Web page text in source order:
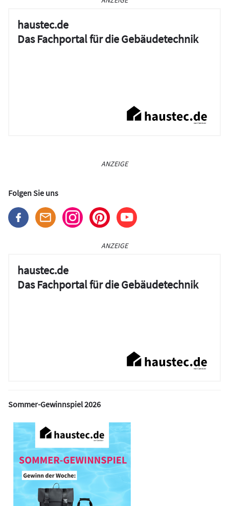
haustec.de
Das Fachportal für die Gebäudetechnik
ANZEIGE
Folgen Sie uns
ANZEIGE
haustec.de
Das Fachportal für die Gebäudetechnik
Sommer-Gewinnspiel 2026